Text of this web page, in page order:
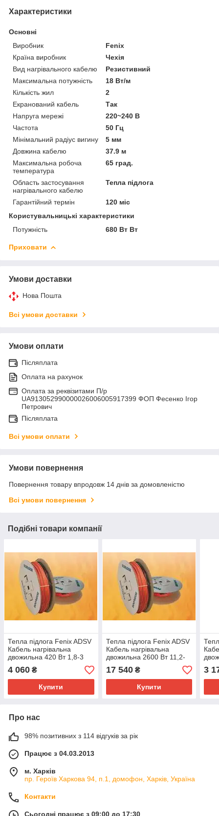
Характеристики
Основні
Виробник
Fenix
Країна виробник
Чехія
Вид нагрівального кабелю
Резистивний
Максимальна потужність
18 Вт/м
Кількість жил
2
Екранований кабель
Так
Напруга мережі
220~240 В
Частота
50 Гц
Мінімальний радіус вигину
5 мм
Довжина кабелю
37.9 м
Максимальна робоча
температура
65 град.
Область застосування
нагрівального кабелю
Тепла підлога
Гарантійний термін
120 міс
Користувальницькі характеристики
Потужність
680 Вт Вт
Приховати
Умови доставки
Нова Пошта
Всі умови доставки
Умови оплати
Післяплата
Оплата на рахунок
Оплата за реквізитами П/р
UA913052990000026006005917399 ФОП Фесенко Ігор
Петрович
Післяплата
Всі умови оплати
Умови повернення
Повернення товару впродовж 14 днів за домовленістю
Всі умови повернення
Подібні товари компанії
Тепла підлога Fenix ADSV
Кабель нагрівальна
двожильна 420 Вт 1,8-3
м2 (2243135)
4 060 ₴
Купити
Тепла підлога Fenix ADSV
Кабель нагрівальна
двожильна 2600 Вт 11,2-
18,7 м2 (2243185)
17 540₴
Купити
м2
3
Про нас
98% позитивних з 114 відгуків за рік
Працює з 04.03.2013
м. Харків
пр. Героїв Харкова 94, п.1, домофон, Харків, Україна
Контакти
Сьогодні працює з 09:00 до 17:30